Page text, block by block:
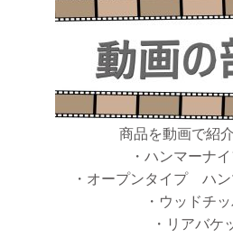
商品を動画で紹
・ハンマーナ
・オープンタイプ ハ
・ウッドチ
・リアバケ